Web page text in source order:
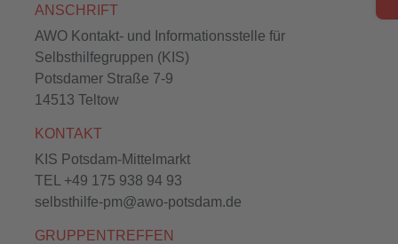
ANSCHRIFT
AWO Kontakt- und Informationsstelle für
Selbsthilfegruppen (KIS)
Potsdamer Straße 7-9
14513 Teltow
KONTAKT
KIS Potsdam-Mittelmarkt
TEL +49 175 938 94 93
selbsthilfe-pm@awo-potsdam.de
GRUPPENTREFFEN